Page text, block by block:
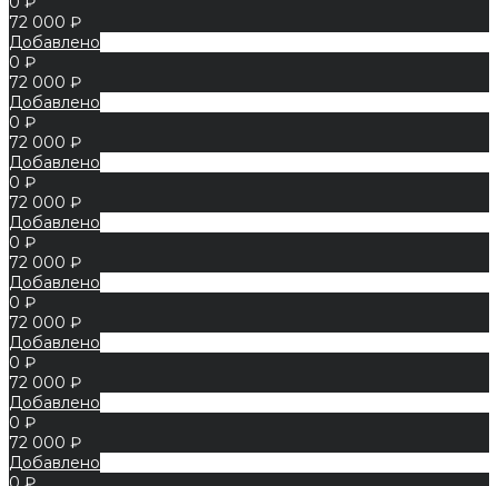
72 000 ₽
Добавлено
0 ₽
72 000 ₽
Добавлено
0 ₽
72 000 ₽
Добавлено
0 ₽
72 000 ₽
Добавлено
0 ₽
72 000 ₽
Добавлено
0 ₽
72 000 ₽
Добавлено
0 ₽
72 000 ₽
Добавлено
0 ₽
72 000 ₽
Добавлено